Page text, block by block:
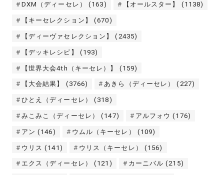
DXM（ディーセレ） (163) 【オールスター】 (1138)
【キーセレクション】 (670)
【ディーヴァセレクション】 (2435)
【デッキレシピ】 (193)
【世界大会4th（キーセレ）】 (159)
【大会結果】 (3766) あきら（ディーセレ） (227)
ひとえ（ディーセレ） (318)
みこみこ（ディーセレ） (147) アルフォウ (176)
アン (146) ウムル（キーセレ） (109)
ウリス (141) ウリス（キーセレ） (156)
エクス（ディーセレ） (121) カーニバル (215)